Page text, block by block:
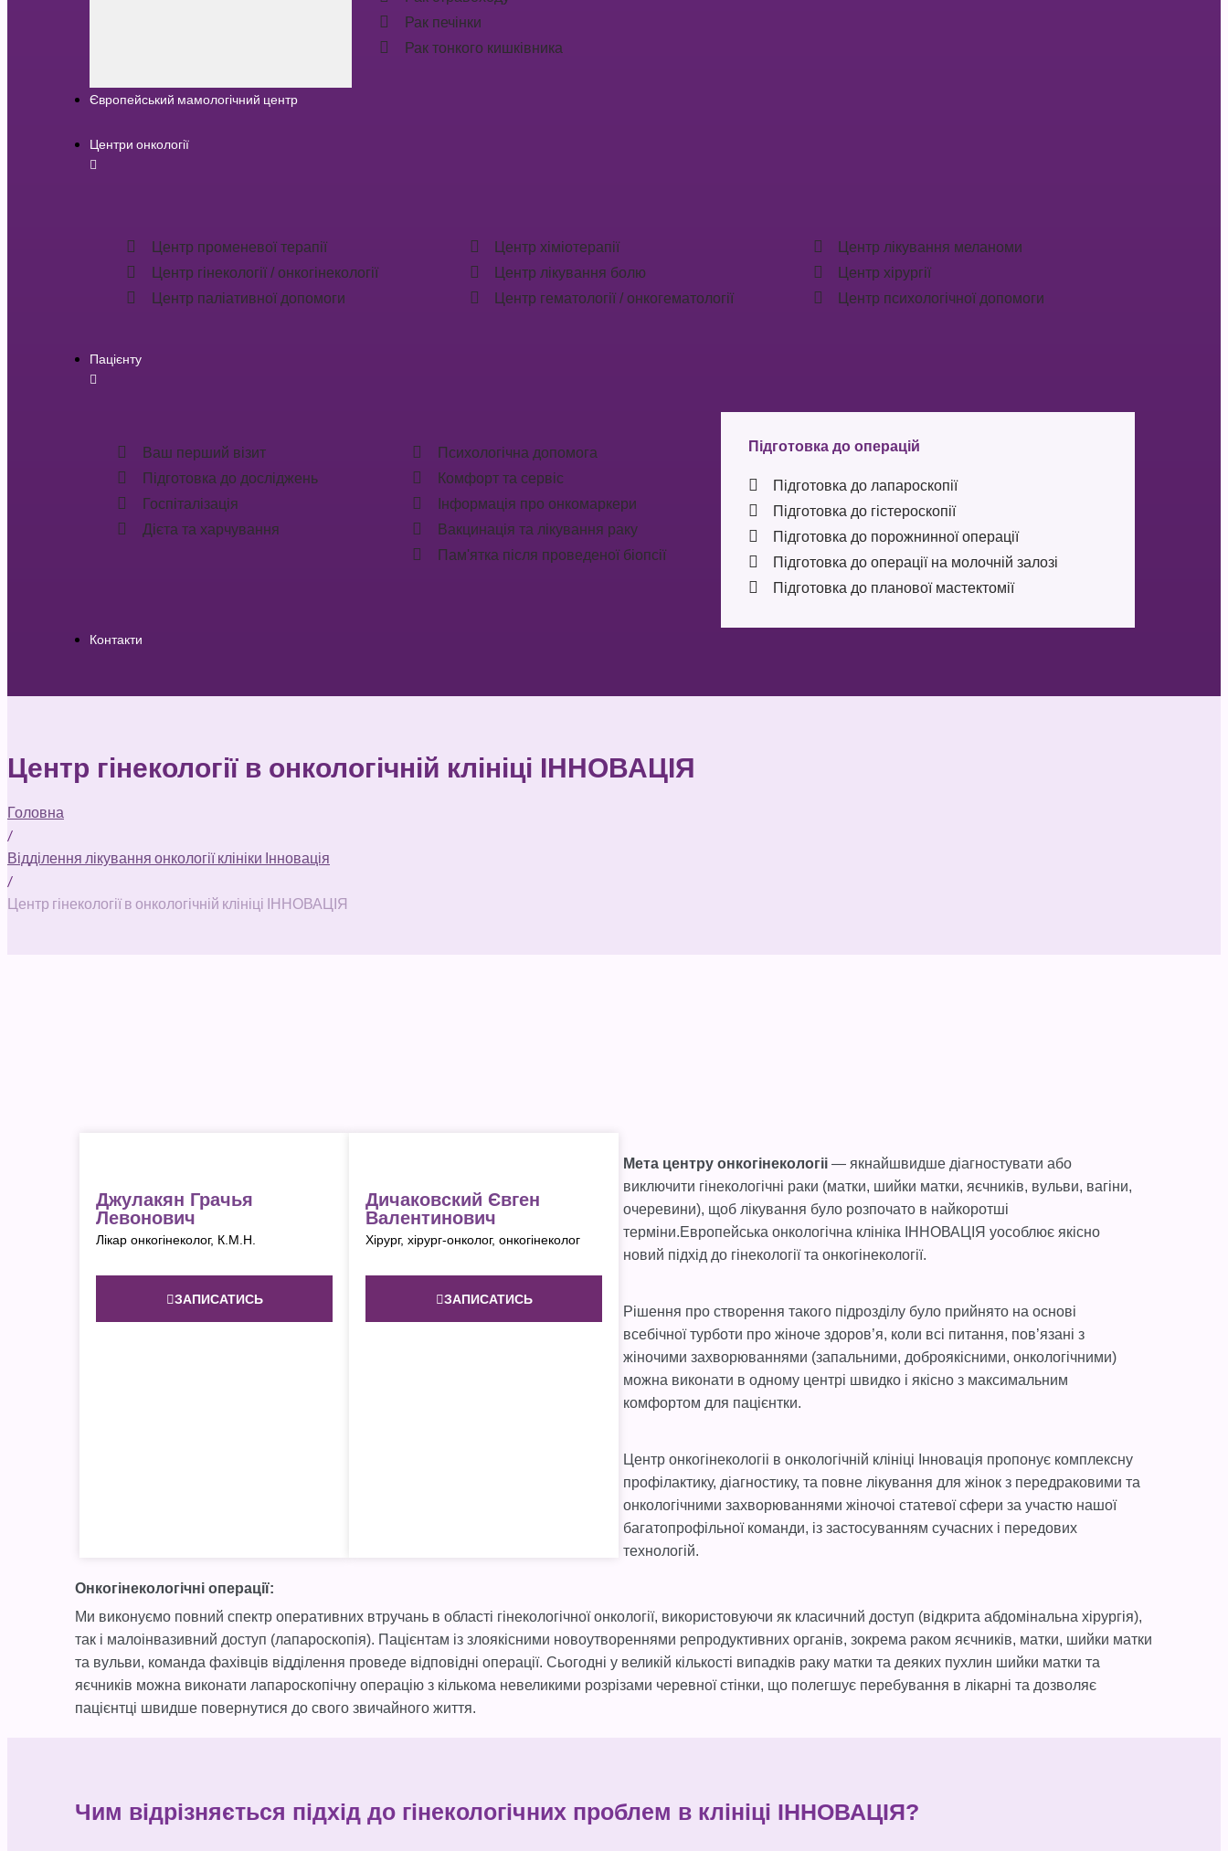
Рак печінки
Рак тонкого кишківника
Європейський мамологічний центр
Центри онкології
Центр променевої терапії
Центр гінекології / онкогінекології
Центр паліативної допомоги
Центр хіміотерапії
Центр лікування болю
Центр гематології / онкогематології
Центр лікування меланоми
Центр хірургії
Центр психологічної допомоги
Пацієнту
Ваш перший візит
Підготовка до досліджень
Госпіталізація
Дієта та харчування
Психологічна допомога
Комфорт та сервіс
Інформація про онкомаркери
Вакцинація та лікування раку
Пам'ятка після проведеної біопсії
Підготовка до операцій
Підготовка до лапароскопії
Підготовка до гістероскопії
Підготовка до порожнинної операції
Підготовка до операції на молочній залозі
Підготовка до планової мастектомії
Контакти
Центр гінекології в онкологічній клініці ІННОВАЦІЯ
Головна
/
Відділення лікування онкології клініки Інновація
/
Центр гінекології в онкологічній клініці ІННОВАЦІЯ
Джулакян Грачья
Левонович
Лікар онкогінеколог, К.М.Н.
ЗАПИСАТИСЬ
Дичаковский Євген
Валентинович
Хірург, хірург-онколог, онкогінеколог
ЗАПИСАТИСЬ
Мета центру онкогінекологіі — якнайшвидше діагностувати або
виключити гінекологічні раки (матки, шийки матки, яєчників, вульви, вагіни,
очеревини), щоб лікування було розпочато в найкоротші
терміни.Европейська онкологічна клініка ІННОВАЦІЯ уособлює якісно
новий підхід до гінекології та онкогінекології.
Рішення про створення такого підрозділу було прийнято на основі
всебічної турботи про жіноче здоров’я, коли всі питання, пов’язані з
жіночими захворюваннями (запальними, доброякісними, онкологічними)
можна виконати в одному центрі швидко і якісно з максимальним
комфортом для пацієнтки.
Центр онкогінекологіі в онкологічній клініці Інновація пропонує комплексну
профілактику, діагностику, та повне лікування для жінок з передраковими та
онкологічними захворюваннями жіночоі статевої сфери за участю нашої
багатопрофільної команди, із застосуванням сучасних і передових
технологій.
Онкогінекологічні операції:
Ми виконуємо повний спектр оперативних втручань в області гінекологічної онкології, використовуючи як класичний доступ (відкрита абдомінальна хірургія),
так і малоінвазивний доступ (лапароскопія). Пацієнтам із злоякісними новоутвореннями репродуктивних органів, зокрема раком яєчників, матки, шийки матки
та вульви, команда фахівців відділення проведе відповідні операції. Сьогодні у великій кількості випадків раку матки та деяких пухлин шийки матки та
яєчників можна виконати лапароскопічну операцію з кількома невеликими розрізами черевної стінки, що полегшує перебування в лікарні та дозволяє
пацієнтці швидше повернутися до свого звичайного життя.
Чим відрізняється підхід до гінекологічних проблем в клініці ІННОВАЦІЯ?